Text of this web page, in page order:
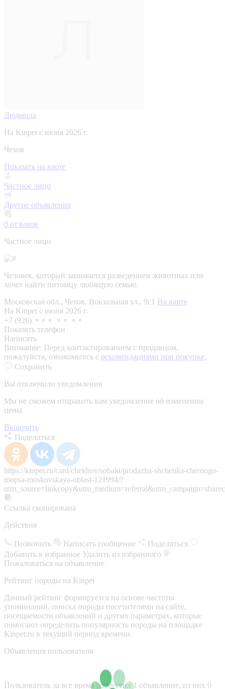
Людмила
На Kinpet c июня 2026 г.
Чехов
Показать на карте
Частное лицо
Другие объявления
0 отзывов
Частное лицо
Человек, который занимается разведением животных или
хочет найти питомцу любящую семью.
Московская обл., Чехов, Вокзальная ул., 9с1 На карте
На Kinpet c июня 2026 г.
+7 (926) ⚬⚬⚬ ⚬⚬ ⚬⚬
Показать телефон
Написать
Внимание: Перед контактированием с продавцом,
пожалуйста, ознакомьтесь с рекомендациями при покупке.
Сохранить
Вы отключили уведомления
Мы не сможем отправить вам уведомление об изменении
цены
Включить
Поделиться
https://kinpet.ru/card/chekhov/sobaki/prodazha-shchenka-chernogo-
mopsa-moskovskaya-oblast-121994/?
Ссылка скопирована
Действия
Позвонить Написать сообщение
Поделиться
Добавить в избранное Удалить из избранного
Пожаловаться на объявление
Рейтинг породы на Kinpet
Данный рейтинг формируется на основе частоты
упоминаний, поиска породы посетителями на сайте,
посещаемости объявлений и других параметрах, которые
помогают определить популярность породы на площадке
Kinpet.ru в текущий период времени.
Объявления пользователя
Пользователь за все время разместил 1 объявление, из них 0